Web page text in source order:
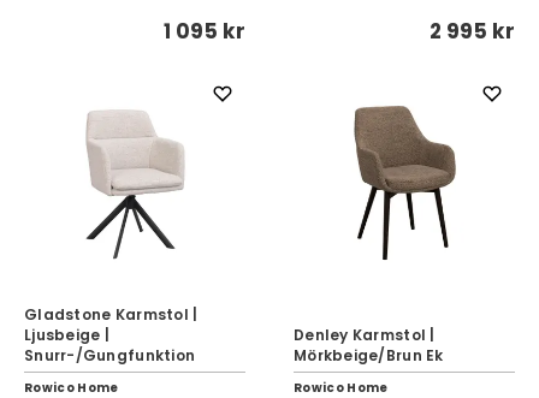
1 095 kr 2 995 kr
Gladstone Karmstol |
Ljusbeige |
Snurr-/Gungfunktion
Rowico Home
Denley Karmstol |
Mörkbeige/Brun Ek
Rowico Home